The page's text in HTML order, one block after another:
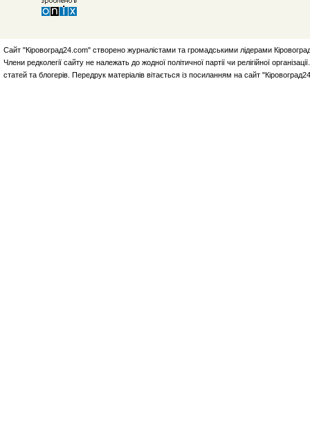
Сайт "Кіровоград24.com" створено журналістами та громадськими лідерами
Члени редколегії сайту не належать до жодної політичної партії чи релігійної
статей та блогерів. Передрук матеріалів вітається із посиланням на сайт